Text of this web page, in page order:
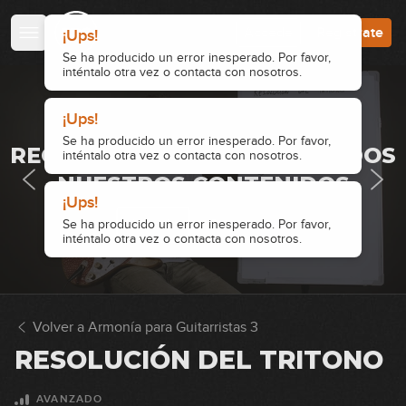
¡Ups!
Se ha producido un error inesperado. Por favor,
inténtalo otra vez o contacta con nosotros.
¡Ups!
Se ha producido un error inesperado. Por favor,
inténtalo otra vez o contacta con nosotros.
¡Ups!
Se ha producido un error inesperado. Por favor,
inténtalo otra vez o contacta con nosotros.
Regístrate
REGÍSTRATE Y ACCEDE A TODOS
NUESTROS CONTENIDOS
Accede Regístrate
Volver a Armonía para Guitarristas 3
RESOLUCIÓN DEL TRITONO
AVANZADO
17:06
10:31
Dominantes secundarios:
10:00
Dominantes secundarios no
13:17
Disminuidos de paso
15
07:26
Análisis Don't Look Back In
Anger